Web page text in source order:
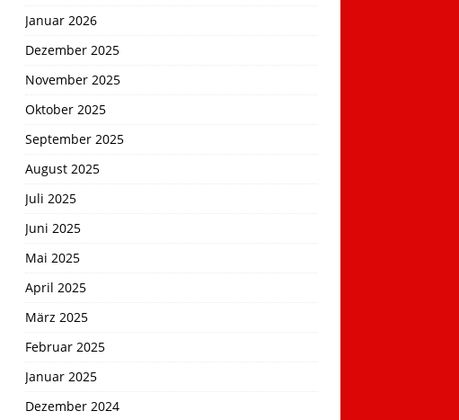
Januar 2026
Dezember 2025
November 2025
Oktober 2025
September 2025
August 2025
Juli 2025
Juni 2025
Mai 2025
April 2025
März 2025
Februar 2025
Januar 2025
Dezember 2024